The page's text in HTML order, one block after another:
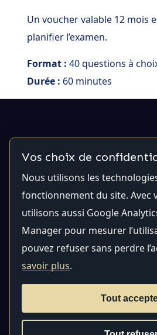
Un voucher valable 12 mois
planifier l’examen.
Format : 40 questions à
Durée : 60 minutes
Contactez-
Email:contact@qualiti7.com
2246
Confidentialité
Développement du site
Vos choix de
Nous utilisons les
fonctionnement du site. Avec
utilisons aussi Google
Manager pour mesurer
pouvez refuser sans perdre
savoir plus.
Tout